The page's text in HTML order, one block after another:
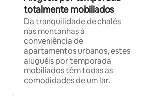
totalmente mobiliados
Da tranquilidade de chalés
nas montanhas à
conveniência de
apartamentos urbanos, estes
aluguéis por temporada
mobiliados têm todas as
comodidades de um lar.